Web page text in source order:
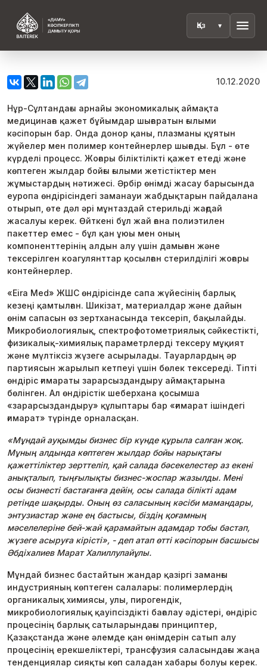
menu
10.12.2020
Нұр-Сұлтандағы арнайы экономикалық аймақта
медицинаға қажет бұйымдар шығаратын ғылыми
кәсіпорын бар. Онда донор қаны, плазманы құятын
жүйелер мен полимер контейнерлер шығады. Бұл - өте
күрделі процесс. Жоғары біліктілікті қажет етеді және
көптеген жылдар бойғы ғылыми жетістіктер мен
жұмыстардың нәтижесі. Әрбір өнімді жасау барысында
еуропа өндірісіндегі заманауи жабдықтарын пайдалана
отырып, өте дәл әрі мұнтаздай стерильді жағдай
жасалуы керек. Өйткені бұл жай ғана полиэтилен
пакеттер емес - бұл қан ұюы мен оның
компоненттерінің алдын алу үшін дамыған және
тексерілген коагулянттар қосылған стерилділігі жоғары
контейнерлер.
«Eira Med» ЖШС өндірісінде сапа жүйесінің барлық
кезеңі қамтылған. Шикізат, материалдар және дайын
өнім сапасын өз зертханасында тексеріп, бақылайды.
Микробиологиялық, спектрофотометриялық сәйкестікті,
физикалық-химиялық параметрлерді тексеру мұқият
және мүлтіксіз жүзеге асырылады. Тауарлардың әр
партиясын жарылып кетпеуі үшін бөлек тексереді. Тіпті
өндіріс ғимараты зарарсыздандыру аймақтарына
бөлінген. Ал өндірістік шеберхана қосымша
«зарарсыздандыру» құлыптары бар «ғимарат ішіндегі
ғимарат» түрінде орналасқан.
«Мұндай ауқымды бизнес бір күнде құрыла салған жоқ.
Мұның алдында көптеген жылдар бойы нарықтағы
қажеттіліктер зерттеліп, қай салада бәсекелестер аз екені
анықталып, тыңғылықты бизнес-жоспар жазылды. Мені
осы бизнесті бастағанға дейін, осы салада білікті адам
ретінде шақырды. Оның өз саласының кәсіби мамандары,
энтузиастар және ең бастысы, біздің қоғамның
мәселелеріне бей-жай қарамайтын адамдар тобы бастап,
жүзеге асыруға кірісті», - деп атап өтті кәсіпорын басшысы
Әбдіхалиев Марат Халиллулайұлы.
Мұндай бизнес бастайтын жандар қазіргі заманғы
индустрияның көптеген салалары: полимерлердің
органикалық химиясы, улы, пирогендік,
микробиологиялық қауіпсіздікті бағалау әдістері, өндіріс
процесінің барлық сатыларындағы принциптер,
Қазақстанда және әлемде қан өнімдерін сатып алу
процесінің ерекшеліктері, трансфузия саласындағы жаңа
тенденциялар сияқты көп саладан хабары болуы керек.